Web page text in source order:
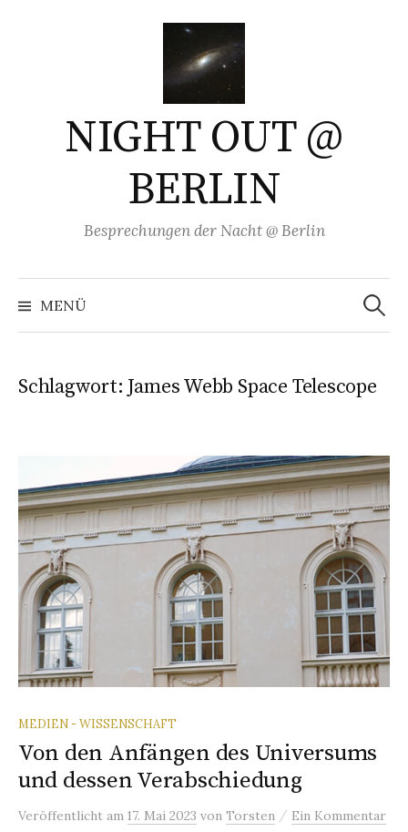
NIGHT OUT @
BERLIN
Besprechungen der Nacht @ Berlin
MENÜ
Suchen
nach:
Schlagwort: James Webb Space Telescope
MEDIEN - WISSENSCHAFT
Von den Anfängen des Universums
und dessen Verabschiedung
Veröffentlicht am 17. Mai 2023 von Torsten / Ein Kommentar